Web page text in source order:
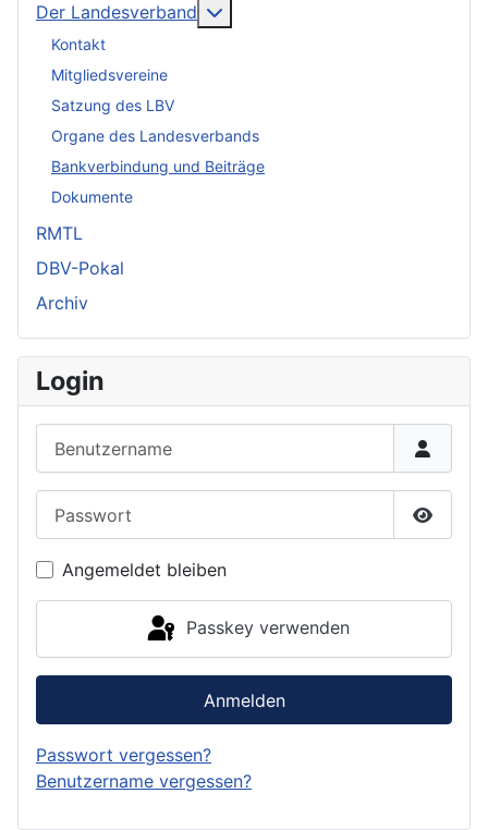
Der Landesverband
Kontakt
Mitgliedsvereine
Satzung des LBV
Organe des Landesverbands
Bankverbindung und Beiträge
Dokumente
RMTL
DBV-Pokal
Archiv
Login
Angemeldet bleiben
Passkey verwenden
Anmelden
Passwort vergessen?
Benutzername vergessen?